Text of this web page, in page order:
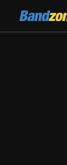
Bandzone.cz
žijeme hudbou